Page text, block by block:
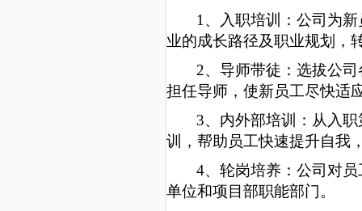
1、入职培训：公司为
业的成长路径及职业规划，
2、导师带徒：选拔公司
担任导师 ， 使新员工尽快适
3、内外部培训： 从 入职
训
，帮助员工快速提升自我
4、轮岗培养： 公司对
单位和项目部职能部门。